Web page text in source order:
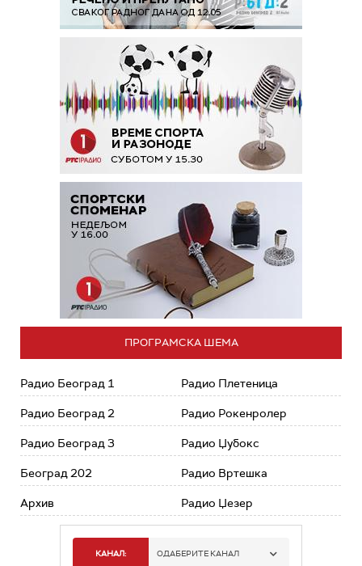
ПРОГРАМСКА ШЕМА
Радио Београд 1
Радио Београд 2
Радио Београд 3
Београд 202
Архив
Радио Плетеница
Радио Рокенролер
Радио Џубокс
Радио Вртешка
Радио Џезер
КАНАЛ: ОДАБЕРИТЕ КАНАЛ